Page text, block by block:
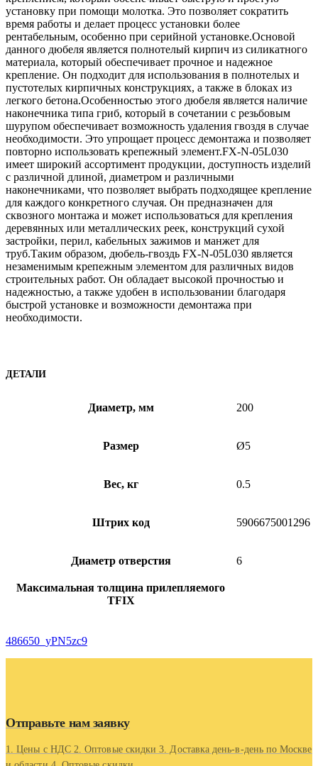
установку при помощи молотка. Это позволяет сократить
время работы и делает процесс установки более
рентабельным, особенно при серийной установке.Основой
данного дюбеля является полнотелый кирпич из силикатного
материала, который обеспечивает прочное и надежное
крепление. Он подходит для использования в полнотелых и
пустотелых кирпичных конструкциях, а также в блоках из
легкого бетона.Особенностью этого дюбеля является наличие
наконечника типа гриб, который в сочетании с резьбовым
шурупом обеспечивает возможность удаления гвоздя в случае
необходимости. Это упрощает процесс демонтажа и позволяет
повторно использовать крепежный элемент.FX-N-05L030
имеет широкий ассортимент продукции, доступность изделий
с различной длиной, диаметром и различными
наконечниками, что позволяет выбрать подходящее крепление
для каждого конкретного случая. Он предназначен для
сквозного монтажа и может использоваться для крепления
деревянных или металлических реек, конструкций сухой
застройки, перил, кабельных зажимов и манжет для
труб.Таким образом, дюбель-гвоздь FX-N-05L030 является
незаменимым крепежным элементом для различных видов
строительных работ. Он обладает высокой прочностью и
надежностью, а также удобен в использовании благодаря
быстрой установке и возможности демонтажа при
необходимости.
ДЕТАЛИ
Диаметр, мм 200
Размер Ø5
Вес, кг 0.5
Штрих код 5906675001296
Диаметр отверстия 6
Максимальная толщина прилепляемого
TFIX
486650_yPN5zc9
Отправьте нам заявку
1. Цены с НДС 2. Оптовые скидки 3. Доставка день-в-день по Москве